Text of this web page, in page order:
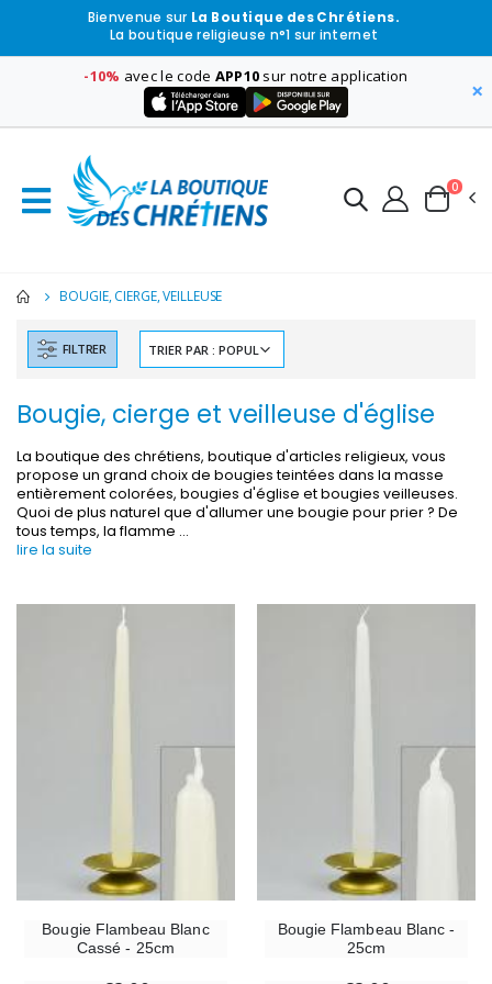
Bienvenue sur La Boutique des Chrétiens.
La boutique religieuse n°1 sur internet
-10% avec le code APP10 sur notre application
×
0
BOUGIE, CIERGE, VEILLEUSE
FILTRER
Bougie, cierge et veilleuse d'église
La boutique des chrétiens, boutique d'articles religieux, vous
propose un grand choix de bougies teintées dans la masse
entièrement colorées, bougies d'église et bougies veilleuses.
Quoi de plus naturel que d'allumer une bougie pour prier ? De
tous temps, la flamme ...
lire la suite
Bougie Flambeau Blanc
Cassé - 25cm
Bougie Flambeau Blanc -
25cm
€15.00 €13.50 €12.00